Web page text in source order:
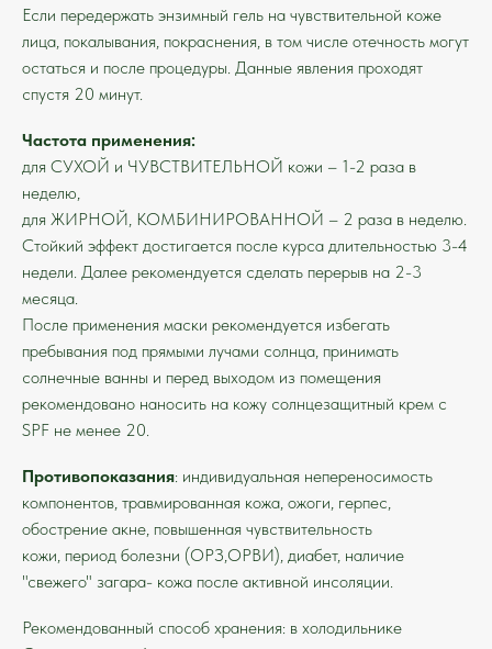
Если передержать энзимный гель на чувствительной коже
лица, покалывания, покраснения, в том числе отечность могут
остаться и после процедуры. Данные явления проходят
спустя 20 минут.
Частота применения:
для СУХОЙ и ЧУВСТВИТЕЛЬНОЙ кожи – 1-2 раза в
неделю,
для ЖИРНОЙ, КОМБИНИРОВАННОЙ – 2 раза в неделю.
Стойкий эффект достигается после курса длительностью 3-4
недели. Далее рекомендуется сделать перерыв на 2-3
месяца.
После применения маски рекомендуется избегать
пребывания под прямыми лучами солнца, принимать
солнечные ванны и перед выходом из помещения
рекомендовано наносить на кожу солнцезащитный крем с
SPF не менее 20.
Противопоказания: индивидуальная непереносимость
компонентов, травмированная кожа, ожоги, герпес,
обострение акне, повышенная чувствительность
кожи, период болезни (ОРЗ,ОРВИ), диабет, наличие
"свежего" загара- кожа после активной инсоляции.
Рекомендованный способ хранения: в холодильнике